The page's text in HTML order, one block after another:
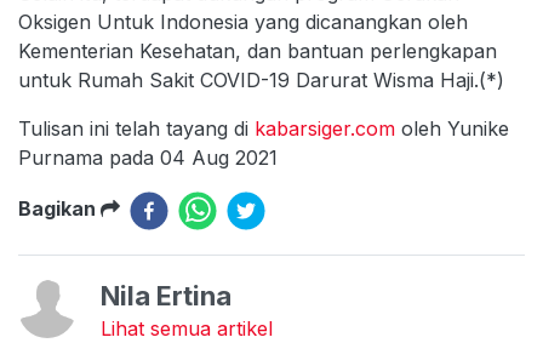
Oksigen Untuk Indonesia yang dicanangkan oleh
Kementerian Kesehatan, dan bantuan perlengkapan
untuk Rumah Sakit COVID-19 Darurat Wisma Haji.(*)
Tulisan ini telah tayang di kabarsiger.com oleh Yunike
Purnama pada 04 Aug 2021
Bagikan
Nila Ertina
Lihat semua artikel